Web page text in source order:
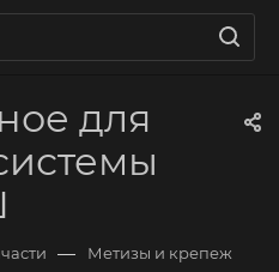
для
— Метизы и крепеж